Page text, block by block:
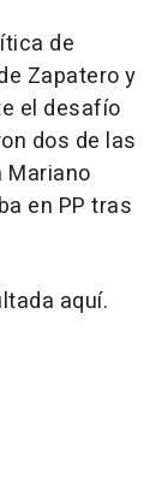
de
Zapatero y
el desafío
dos de las
Mariano
en PP tras
aquí.